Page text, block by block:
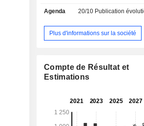
gamme de produits de la société
projecteurs, des murs vidéo,
traitement d'images ainsi que des
Agenda 20/10 Publication évolution de
Plus d'informations sur la société
Compte de Résultat et
Estimations